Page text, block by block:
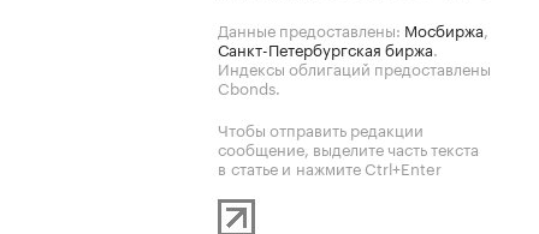
Данные предоставлены: Мосбиржа,
Санкт-Петербургская биржа.
Индексы облигаций предоставлены
Cbonds.
Чтобы отправить редакции
сообщение, выделите часть текста
в статье и нажмите Ctrl+Enter